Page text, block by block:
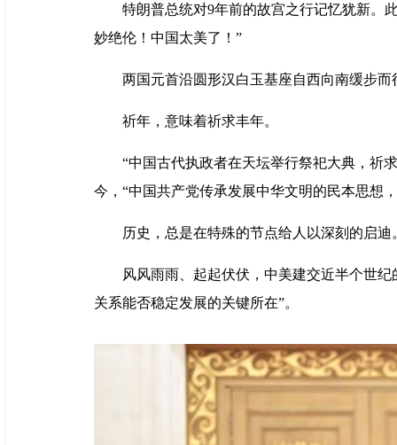
特朗普总统对9年前的故宫之行记忆犹新。
妙绝伦！中国太美了！”
两国元首沿圆形汉白玉基座自西向南缓步
祈年，意味着祈求丰年。
“中国古代执政者在天坛举行祭祀大典，祈
今，“中国共产党传承发展中华文明的民本思想
历史，总是在特殊的节点给人以深刻的启迪
风风雨雨、起起伏伏，中美建交近半个世
关系能否稳定发展的关键所在”。